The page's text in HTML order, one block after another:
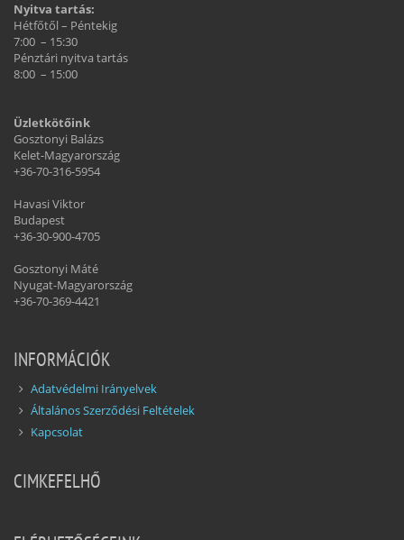
Nyitva tartás:
Hétfőtől – Péntekig
7:00 – 15:30
Pénztári nyitva tartás
8:00 – 15:00
Üzletkötőink
Gosztonyi Balázs
Kelet-Magyarország
+36-70-316-5954
Havasi Viktor
Budapest
+36-30-900-4705
Gosztonyi Máté
Nyugat-Magyarország
+36-70-369-4421
INFORMÁCIÓK
Adatvédelmi Irányelvek
Általános Szerződési Feltételek
Kapcsolat
CIMKEFELHŐ